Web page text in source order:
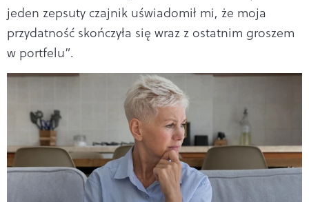
jeden zepsuty czajnik uświadomił mi, że moja
przydatność skończyła się wraz z ostatnim groszem
w portfelu”.